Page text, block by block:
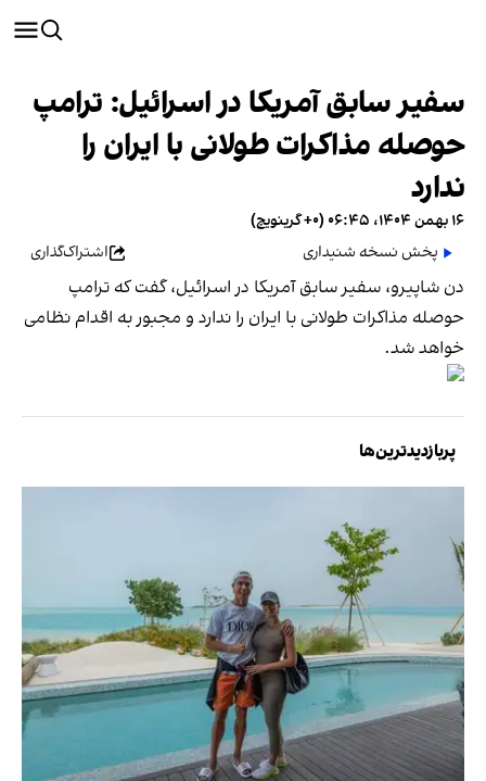
سفیر سابق آمریکا در اسرائیل: ترامپ
حوصله مذاکرات طولانی با ایران را
ندارد
۱۶ بهمن ۱۴۰۴، ۰۶:۴۵ (‎+۰ گرینویچ)
پخش نسخه شنیداری
اشتراک‌گذاری
دن شاپیرو، سفیر سابق آمریکا در اسرائیل، گفت که ترامپ
حوصله مذاکرات طولانی با ایران را ندارد و مجبور به اقدام نظامی
خواهد شد.
پربازدیدترین‌ها